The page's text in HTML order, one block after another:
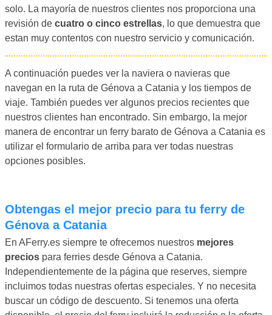
solo. La mayoría de nuestros clientes nos proporciona una
revisión de cuatro o cinco estrellas, lo que demuestra que
estan muy contentos con nuestro servicio y comunicación.
A continuación puedes ver la naviera o navieras que
navegan en la ruta de Génova a Catania y los tiempos de
viaje. También puedes ver algunos precios recientes que
nuestros clientes han encontrado. Sin embargo, la mejor
manera de encontrar un ferry barato de Génova a Catania es
utilizar el formulario de arriba para ver todas nuestras
opciones posibles.
Obtengas el mejor precio para tu ferry de
Génova a Catania
En AFerry.es siempre te ofrecemos nuestros mejores
precios para ferries desde Génova a Catania.
Independientemente de la página que reserves, siempre
incluimos todas nuestras ofertas especiales. Y no necesita
buscar un código de descuento. Si tenemos una oferta